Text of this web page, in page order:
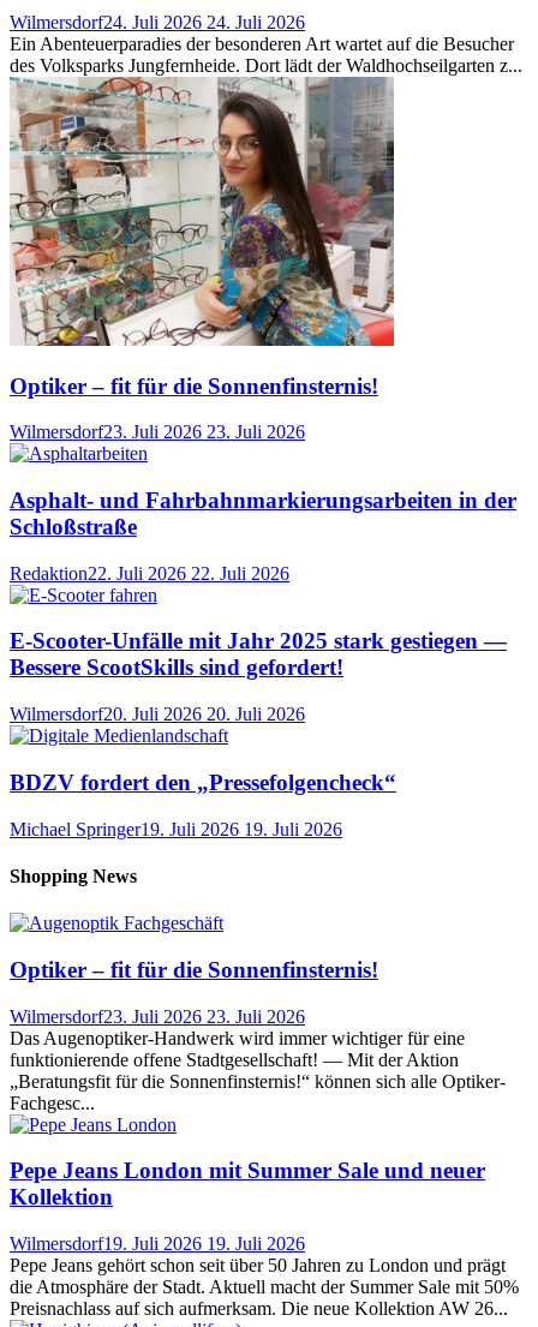
Wilmersdorf24. Juli 2026 24. Juli 2026
Ein Abenteuerparadies der besonderen Art wartet auf die Besucher
des Volksparks Jungfernheide. Dort lädt der Waldhochseilgarten z...
Optiker – fit für die Sonnenfinsternis!
Wilmersdorf23. Juli 2026 23. Juli 2026
Asphalt- und Fahrbahnmarkierungsarbeiten in der
Schloßstraße
Redaktion22. Juli 2026 22. Juli 2026
E-Scooter-Unfälle mit Jahr 2025 stark gestiegen —
Bessere ScootSkills sind gefordert!
Wilmersdorf20. Juli 2026 20. Juli 2026
BDZV fordert den „Pressefolgencheck“
Michael Springer19. Juli 2026 19. Juli 2026
Shopping News
Optiker – fit für die Sonnenfinsternis!
Wilmersdorf23. Juli 2026 23. Juli 2026
Das Augenoptiker-Handwerk wird immer wichtiger für eine
funktionierende offene Stadtgesellschaft! — Mit der Aktion
„Beratungsfit für die Sonnenfinsternis!“ können sich alle Optiker-
Fachgesc...
Pepe Jeans London mit Summer Sale und neuer
Kollektion
Wilmersdorf19. Juli 2026 19. Juli 2026
Pepe Jeans gehört schon seit über 50 Jahren zu London und prägt
die Atmosphäre der Stadt. Aktuell macht der Summer Sale mit 50%
Preisnachlass auf sich aufmerksam. Die neue Kollektion AW 26...